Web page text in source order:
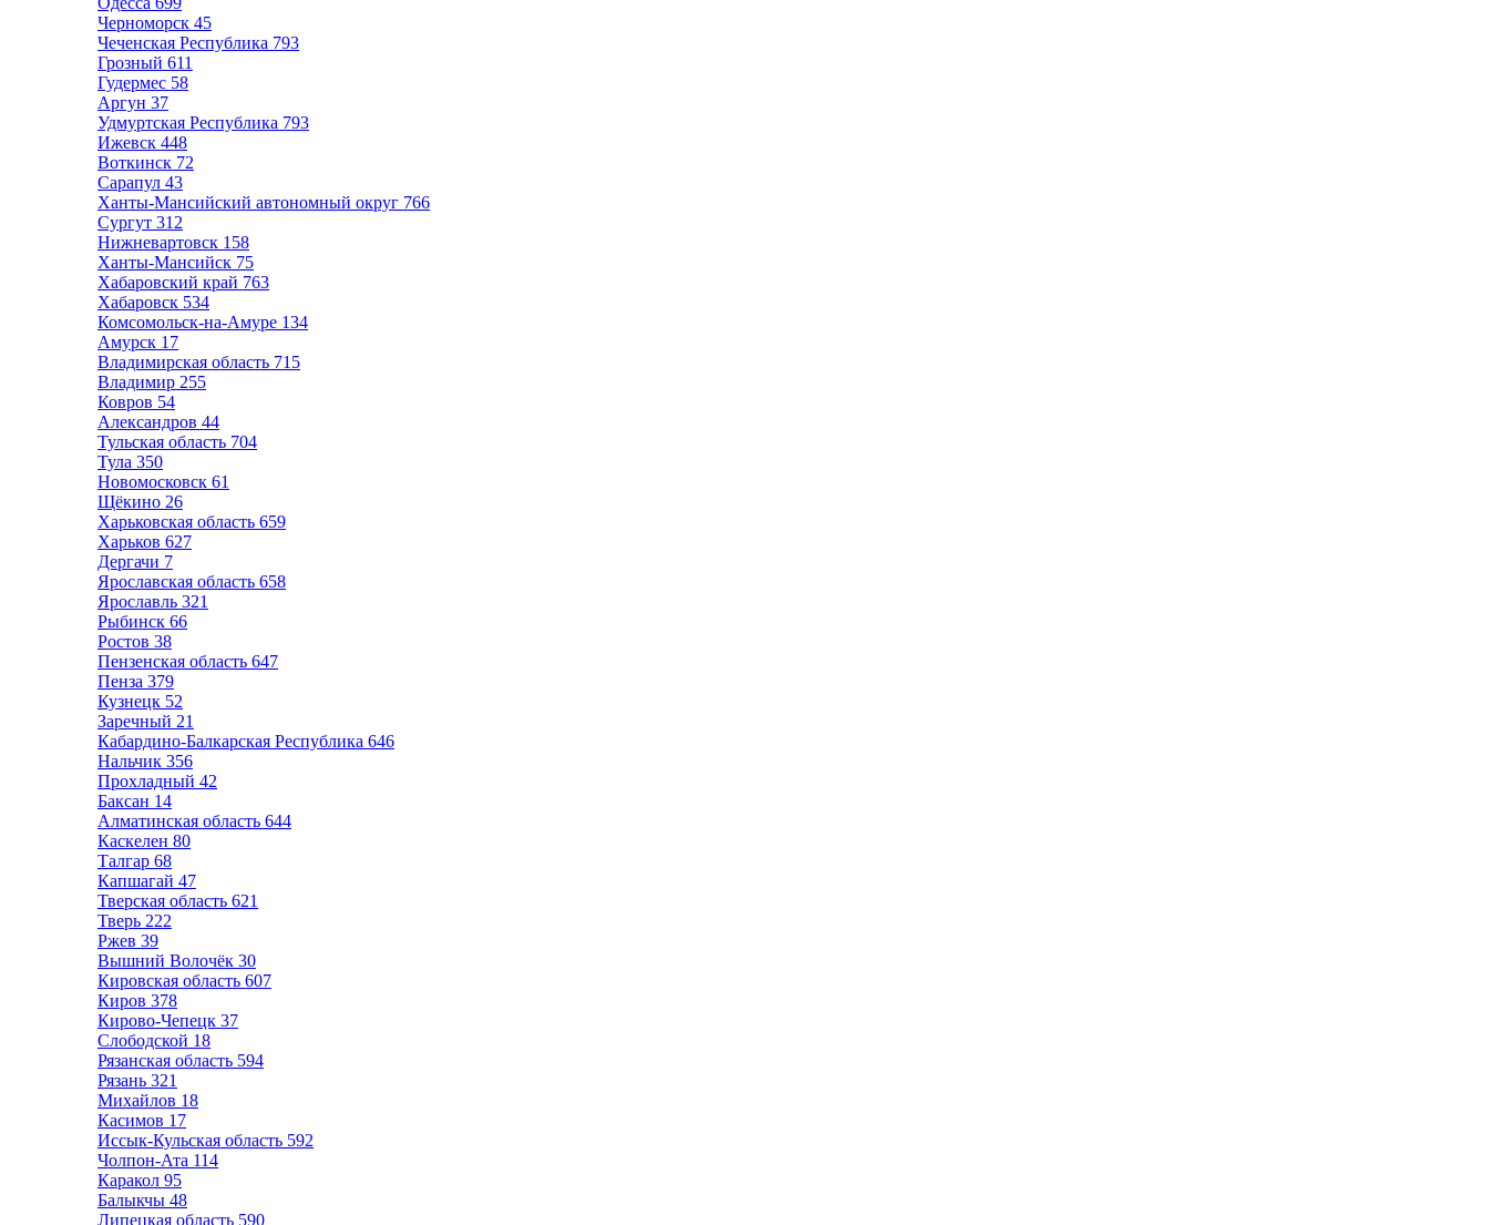
Черноморск 45
Чеченская Республика 793
Грозный 611
Гудермес 58
Аргун 37
Удмуртская Республика 793
Ижевск 448
Воткинск 72
Сарапул 43
Ханты-Мансийский автономный округ 766
Сургут 312
Нижневартовск 158
Ханты-Мансийск 75
Хабаровский край 763
Хабаровск 534
Комсомольск-на-Амуре 134
Амурск 17
Владимирская область 715
Владимир 255
Ковров 54
Александров 44
Тульская область 704
Тула 350
Новомосковск 61
Щёкино 26
Харьковская область 659
Харьков 627
Дергачи 7
Ярославская область 658
Ярославль 321
Рыбинск 66
Ростов 38
Пензенская область 647
Пенза 379
Кузнецк 52
Заречный 21
Кабардино-Балкарская Республика 646
Нальчик 356
Прохладный 42
Баксан 14
Алматинская область 644
Каскелен 80
Талгар 68
Капшагай 47
Тверская область 621
Тверь 222
Ржев 39
Вышний Волочёк 30
Кировская область 607
Киров 378
Кирово-Чепецк 37
Слободской 18
Рязанская область 594
Рязань 321
Михайлов 18
Касимов 17
Иссык-Кульская область 592
Чолпон-Ата 114
Каракол 95
Балыкчы 48
Липецкая область 590